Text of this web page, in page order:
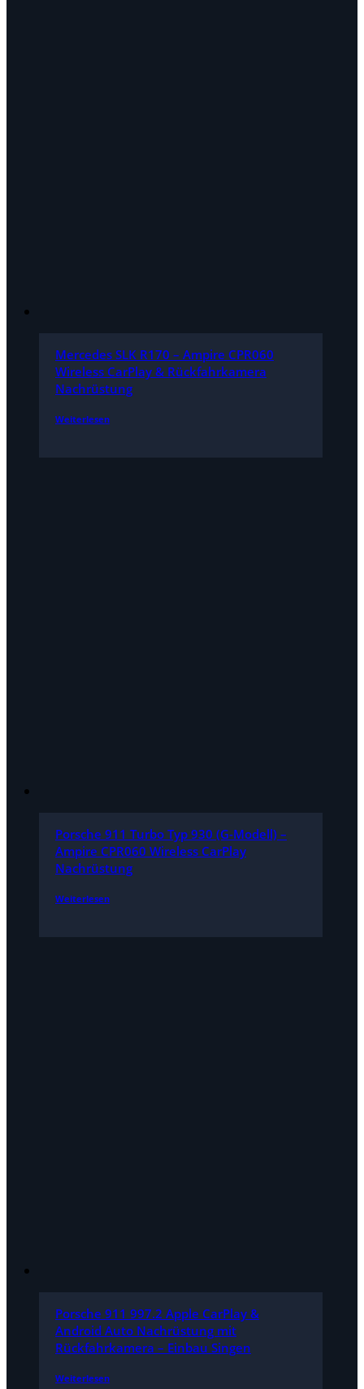
Mercedes SLK R170 – Ampire CPR060
Wireless CarPlay & Rückfahrkamera
Nachrüstung
Weiterlesen
Porsche 911 Turbo Typ 930 (G-Modell) –
Ampire CPR060 Wireless CarPlay
Nachrüstung
Weiterlesen
Porsche 911 997.2 Apple CarPlay &
Android Auto Nachrüstung mit
Rückfahrkamera – Einbau Singen
Weiterlesen